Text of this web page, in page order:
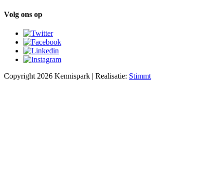
Volg ons op
Copyright 2026 Kennispark | Realisatie: Stimmt